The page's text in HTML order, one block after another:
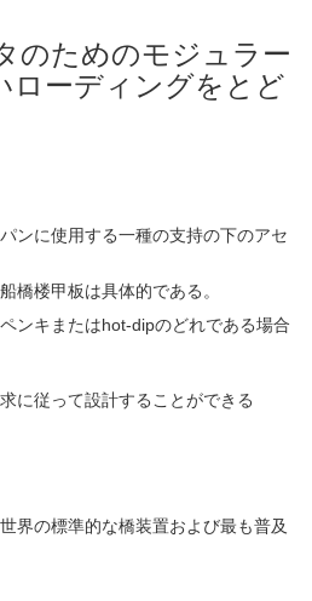
のためのモジュラー
ローディングをとど
ンに使用する一種の支持の下のアセ
橋楼甲板は具体的である。
ンキまたはhot-dipのどれである場合
に従って設計することができる
界の標準的な橋装置および最も普及